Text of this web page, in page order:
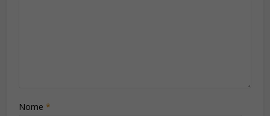
Nome*